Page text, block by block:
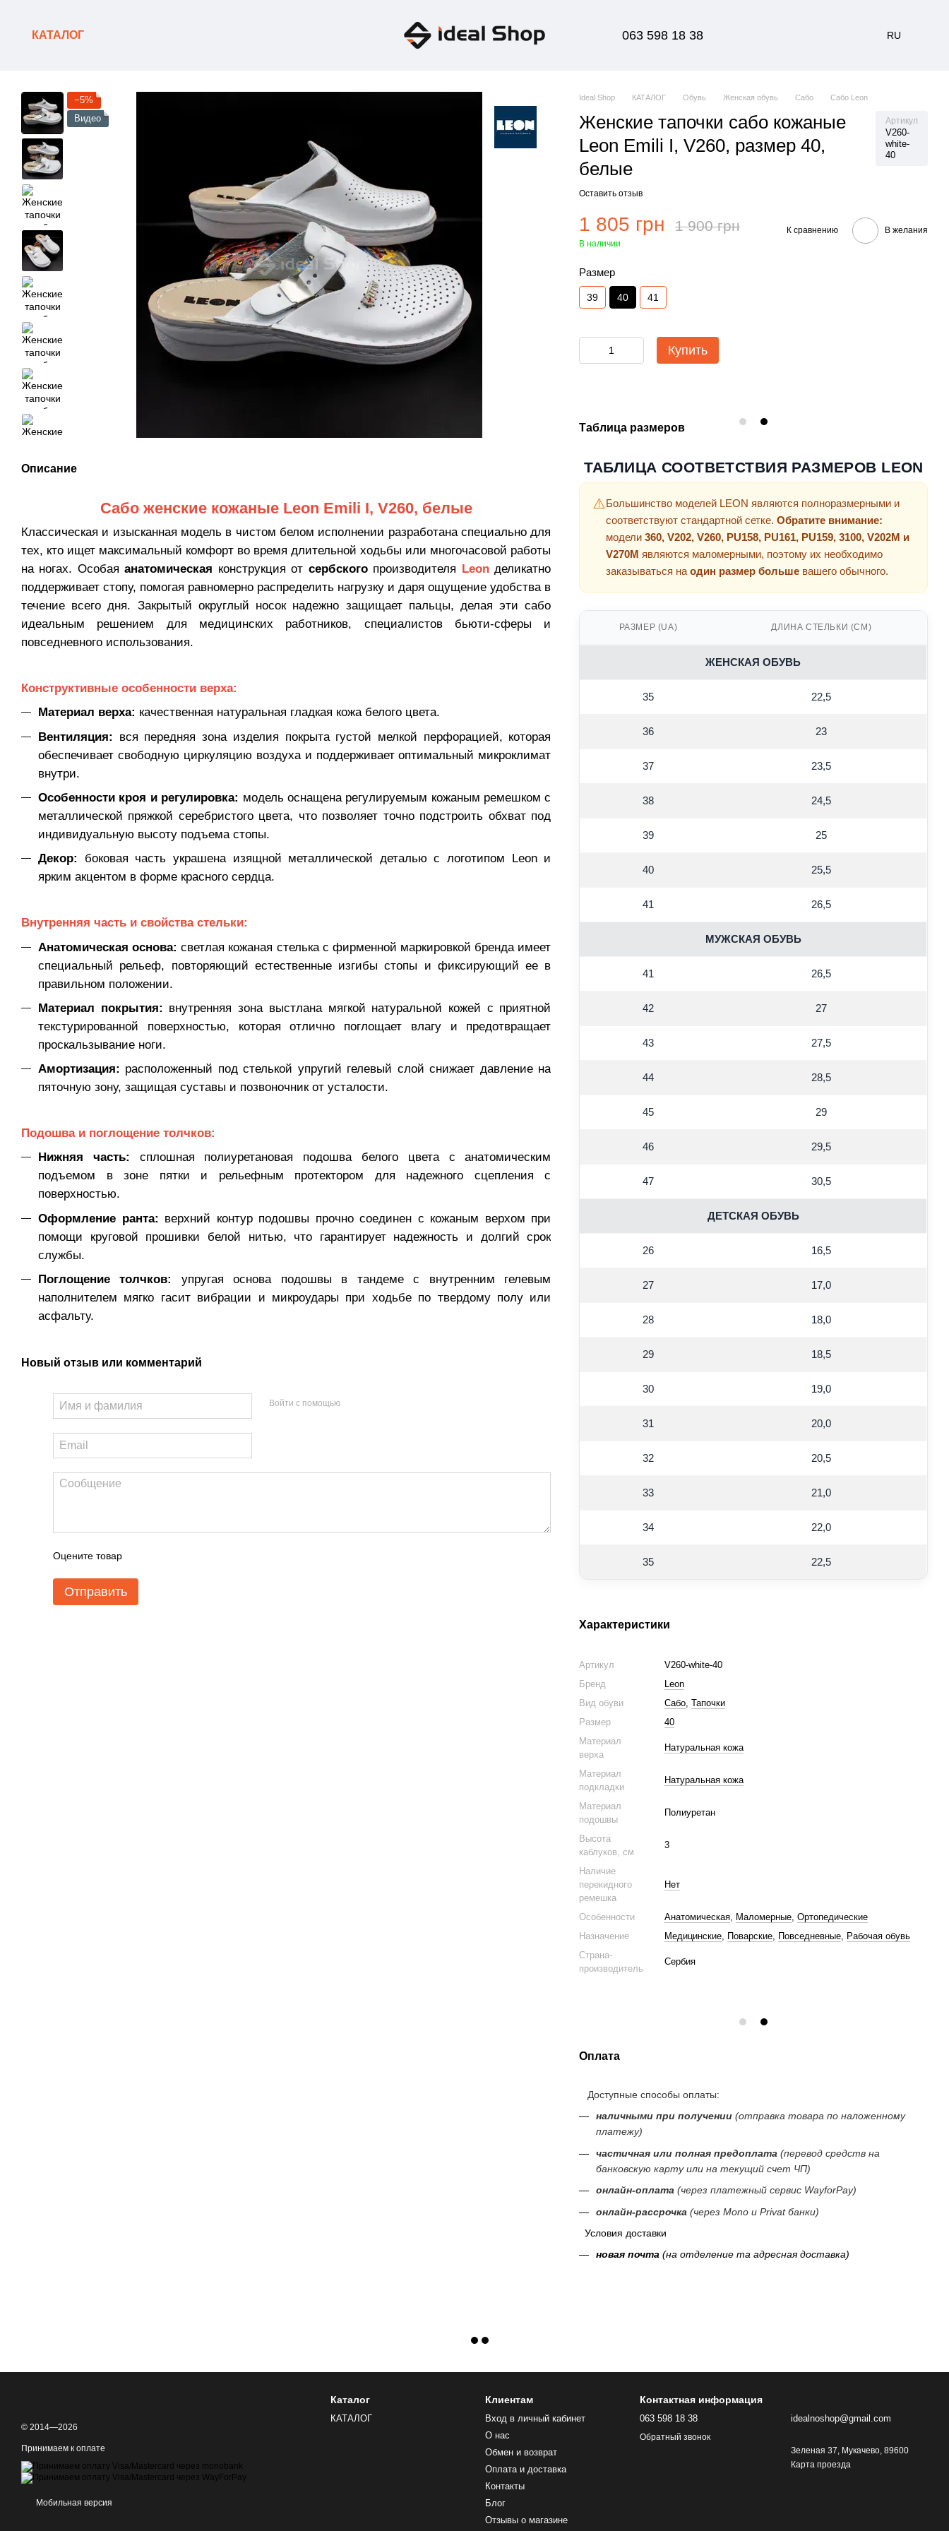
КАТАЛОГ 063 598 18 38 RU
−5%
Видео
Описание
Сабо женские кожаные Leon Emili I, V260, белые
Классическая и изысканная модель в чистом белом исполнении разработана специально для
тех, кто ищет максимальный комфорт во время длительной ходьбы или многочасовой работы
на ногах. Особаяанатомическая конструкция от сербскогопроизводителя Leon деликатно
поддерживает стопу, помогая равномерно распределить нагрузку и даря ощущение удобства в
течение всего дня. Закрытый округлый носок надежно защищает пальцы, делая эти сабо
идеальным решением для медицинских работников, специалистов бьюти-сферы и
повседневного использования.
Конструктивные особенности верха:
Материал верха: качественная натуральная гладкая кожа белого цвета.
Вентиляция:
вся передняя зона изделия покрыта густой мелкой перфорацией, которая
обеспечивает свободную циркуляцию воздуха и поддерживает оптимальный микроклимат
внутри.
Особенности кроя и регулировка: модель оснащена регулируемым кожаным ремешком с
металлической пряжкой серебристого цвета, что позволяет точно подстроить обхват под
индивидуальную высоту подъема стопы.
Декор:
боковая часть украшена изящной металлической деталью с логотипом Leon и
ярким акцентом в форме красного сердца.
Внутренняя часть и свойства стельки:
Анатомическая основа: светлая кожаная стелька с фирменной маркировкой бренда имеет
специальный рельеф, повторяющий естественные изгибы стопы и фиксирующий ее в
правильном положении.
Материал покрытия: внутренняя зона выстлана мягкой натуральной кожей с приятной
текстурированной поверхностью, которая отлично поглощает влагу и предотвращает
проскальзывание ноги.
Амортизация: расположенный под стелькой упругий гелевый слой снижает давление на
пяточную зону, защищая суставы и позвоночник от усталости.
Подошва и поглощение толчков:
Нижняя часть: сплошная полиуретановая подошва белого цвета с анатомическим
подъемом в зоне пятки и рельефным протектором для надежного сцепления с
поверхностью.
Оформление ранта: верхний контур подошвы прочно соединен с кожаным верхом при
помощи круговой прошивки белой нитью, что гарантирует надежность и долгий срок
службы.
Поглощение толчков:
упругая основа подошвы в тандеме с внутренним гелевым
наполнителем мягко гасит вибрации и микроудары при ходьбе по твердому полу или
асфальту.
Новый отзыв или комментарий
Войти с помощью
Оцените товар
Отправить
Ideal Shop КАТАЛОГ Обувь Женская обувь Сабо Сабо Leon
Женские тапочки сабо кожаные
Leon Emili I, V260, размер 40,
белые
Артикул
V260-
white-
40
Оставить отзыв
1 805 грн 1 900 грн
В наличии
К сравнению В желания
Размер
39 40 41
Купить
Таблица размеров
ТАБЛИЦА СООТВЕТСТВИЯ РАЗМЕРОВ LEON
⚠️Большинство моделей LEON являются полноразмерными и
соответствуют стандартной сетке.Обратите внимание:
модели360, V202, V260, PU158, PU161, PU159, 3100, V202M и
V270M являются маломерными, поэтому их необходимо
заказываться наодин размер больше вашего обычного.
РАЗМЕР (UA) ДЛИНА СТЕЛЬКИ (СМ)
ЖЕНСКАЯ ОБУВЬ
35 22,5
36 23
37 23,5
38 24,5
39 25
40 25,5
41 26,5
МУЖСКАЯ ОБУВЬ
41 26,5
42 27
43 27,5
44 28,5
45 29
46 29,5
47 30,5
ДЕТСКАЯ ОБУВЬ
26 16,5
27 17,0
28 18,0
29 18,5
30 19,0
31 20,0
32 20,5
33 21,0
34 22,0
35 22,5
Характеристики
Артикул
V260-white-40
Бренд
Leon
Вид обуви
Сабо,Тапочки
Размер
40
Материал
верха
Натуральная кожа
Материал
подкладки
Натуральная кожа
Материал
подошвы
Полиуретан
Высота
каблуков, см
3
Наличие
перекидного
ремешка
Нет
Особенности Анатомическая, Маломерные,Ортопедические
Назначение
Медицинские, Поварские, Повседневные, Рабочая обувь
Страна-
производитель
Сербия
Оплата
Доступные способы оплаты:
наличными при получении (отправка товара по наложенному
платежу)
частичная или полная предоплата(перевод средств на
банковскую карту или на текущий счет ЧП)
онлайн-оплата (через платежный сервис WayforPay)
онлайн-рассрочка (через Mono и Privat банки)
Условия доставки
новая почта (на отделение та адресная доставка)
© 2014—2026
Принимаем к оплате
Мобильная версия
Каталог
КАТАЛОГ
Клиентам
Вход в личный кабинет
О нас
Обмен и возврат
Оплата и доставка
Контакты
Блог
Отзывы о магазине
Контактная информация
063 598 18 38
Обратный звонок
idealnoshop@gmail.com
Зеленая 37, Мукачево, 89600
Карта проезда